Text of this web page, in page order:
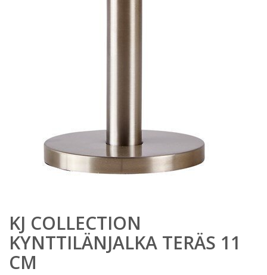
KJ COLLECTION
KYNTTILÄNJALKA TERÄS 11
CM